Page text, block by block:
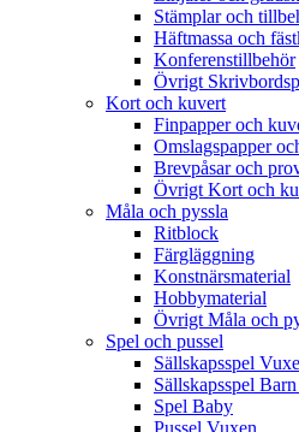
Stämplar och
Häftmassa och
Konferenstillbehör
Övrigt
Kort och kuvert
Finpapper och
Omslagspapper
Brevpåsar och
Övrigt Kort och
Måla och pyssla
Ritblock
Färgläggning
Konstnärsmaterial
Hobbymaterial
Övrigt Måla och
Spel och pussel
Sällskapsspel
Sällskapsspel
Spel Baby
Pussel Vuxen